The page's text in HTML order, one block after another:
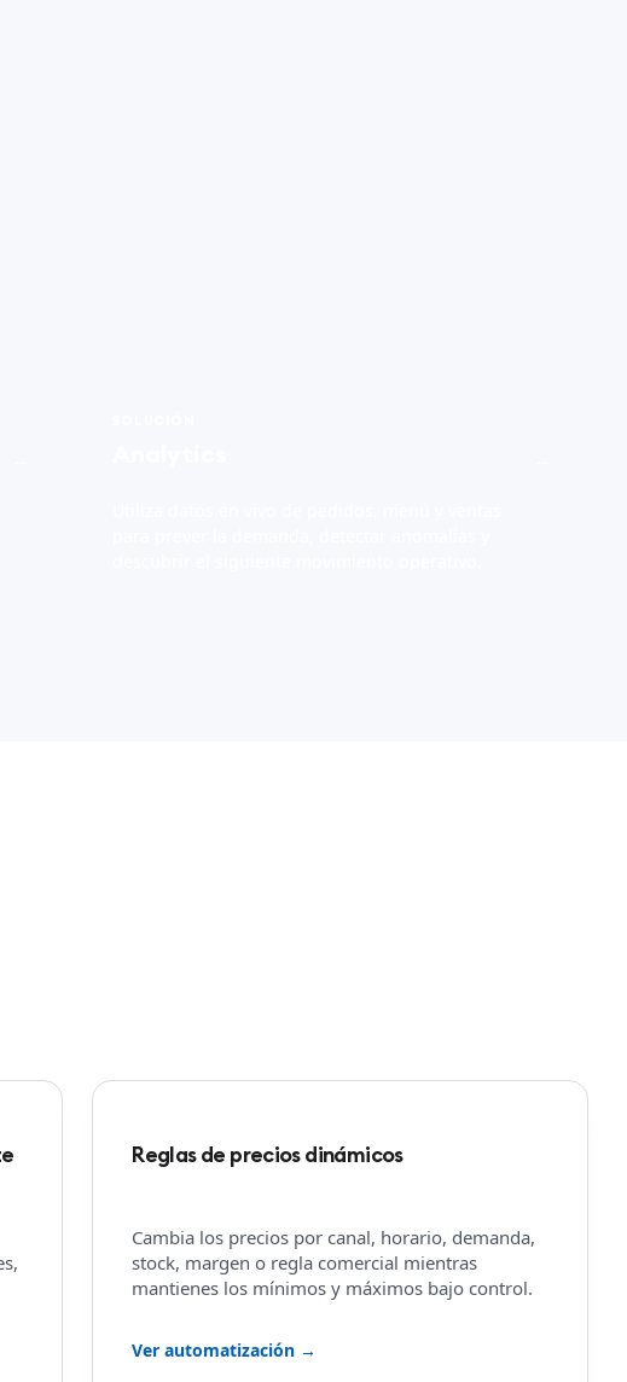
Reglas de precios dinámicos
Cambia los precios por canal, horario, demanda,
stock, margen o regla comercial mientras
mantienes los mínimos y máximos bajo control.
Ver automatización →